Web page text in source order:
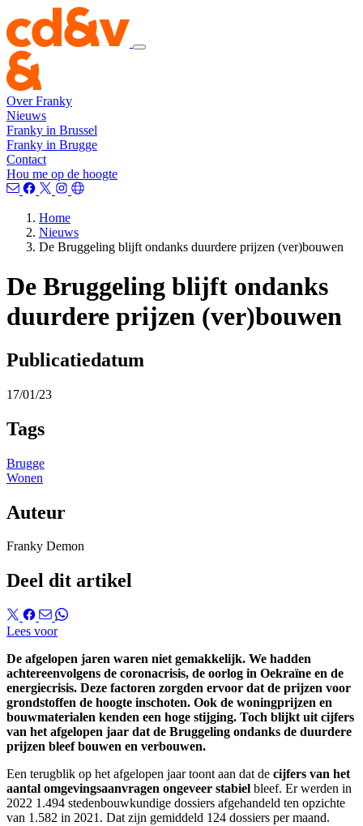
Over Franky
Nieuws
Franky in Brussel
Franky in Brugge
Contact
Hou me op de hoogte
Home
Nieuws
De Bruggeling blijft ondanks duurdere prijzen (ver)bouwen
De Bruggeling blijft ondanks
duurdere prijzen (ver)bouwen
Publicatiedatum
17/01/23
Tags
Brugge
Wonen
Auteur
Franky Demon
Deel dit artikel
Lees voor
De afgelopen jaren waren niet gemakkelijk. We hadden
achtereenvolgens de coronacrisis, de oorlog in Oekraïne en de
energiecrisis. Deze factoren zorgden ervoor dat de prijzen voor
grondstoffen de hoogte inschoten. Ook de woningprijzen en
bouwmaterialen kenden een hoge stijging. Toch blijkt uit cijfers
van het afgelopen jaar dat de Bruggeling ondanks de duurdere
prijzen bleef bouwen en verbouwen.
Een terugblik op het afgelopen jaar toont aan dat de cijfers van het
aantal omgevingsaanvragen ongeveer stabiel bleef. Er werden in
2022 1.494 stedenbouwkundige dossiers afgehandeld ten opzichte
van 1.582 in 2021. Dat zijn gemiddeld 124 dossiers per maand.